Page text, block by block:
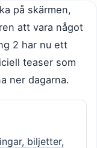
på skärmen,
att vara något
2 har nu ett
teaser som
ner dagarna.
biljetter,